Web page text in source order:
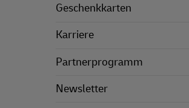
Geschenkkarten
Karriere
Partnerprogramm
Newsletter